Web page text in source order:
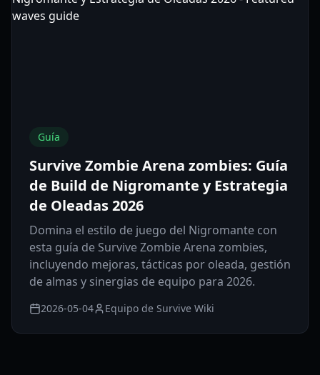
Guía
Survive Zombie Arena zombies: Guía
de Build de Nigromante y Estrategia
de Oleadas 2026
Domina el estilo de juego del Nigromante con
esta guía de Survive Zombie Arena zombies,
incluyendo mejoras, tácticas por oleada, gestión
de almas y sinergias de equipo para 2026.
2026-05-04 Equipo de Survive Wiki